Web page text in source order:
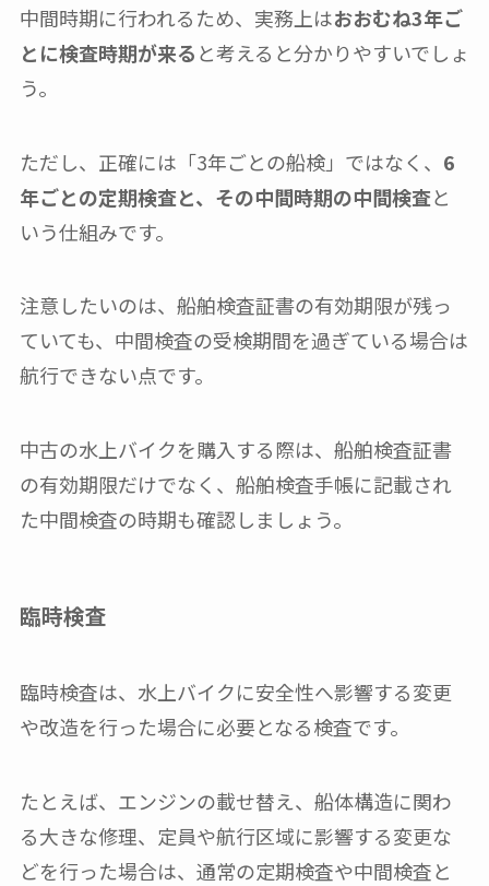
中間時期に行われるため、実務上はおおむね3年ご
とに検査時期が来ると考えると分かりやすいでしょ
う。
ただし、正確には「3年ごとの船検」ではなく、 6
年ごとの定期検査と、その中間時期の中間検査と
いう仕組みです。
注意したいのは、船舶検査証書の有効期限が残っ
ていても、中間検査の受検期間を過ぎている場合は
航行できない点です。
中古の水上バイクを購入する際は、船舶検査証書
の有効期限だけでなく、船舶検査手帳に記載され
た中間検査の時期も確認しましょう。
臨時検査
臨時検査は、水上バイクに安全性へ影響する変更
や改造を行った場合に必要となる検査です。
たとえば、エンジンの載せ替え、船体構造に関わ
る大きな修理、定員や航行区域に影響する変更な
どを行った場合は、通常の定期検査や中間検査と